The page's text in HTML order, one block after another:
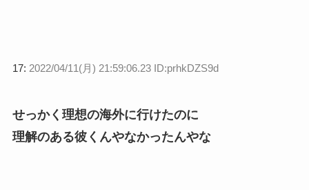
17: 2022/04/11(月) 21:59:06.23 ID:prhkDZS9d
せっかく理想の海外に行けたのに
理解のある彼くんやなかったんやな